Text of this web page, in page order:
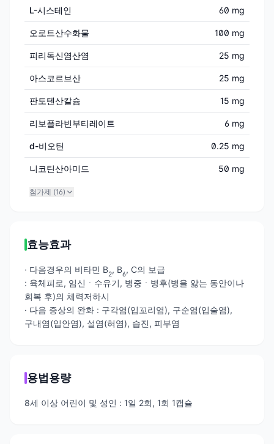
L-시스테인 60 mg
오로트산수화물 100 mg
피리독신염산염 25 mg
아스코르브산 25 mg
판토텐산칼슘 15 mg
리보플라빈부티레이트 6 mg
d-비오틴 0.25 mg
니코틴산아미드 50 mg
첨가제 (16)
효능효과
· 다음경우의 비타민 B2, B6, C의 보급
: 육체피로, 임신ㆍ수유기, 병중ㆍ병후(병을 앓는 동안이나
회복 후)의 체력저하시
· 다음 증상의 완화 : 구각염(입꼬리염), 구순염(입술염),
구내염(입안염), 설염(혀염), 습진, 피부염
용법용량
8세 이상 어린이 및 성인 : 1일 2회, 1회 1캡슐